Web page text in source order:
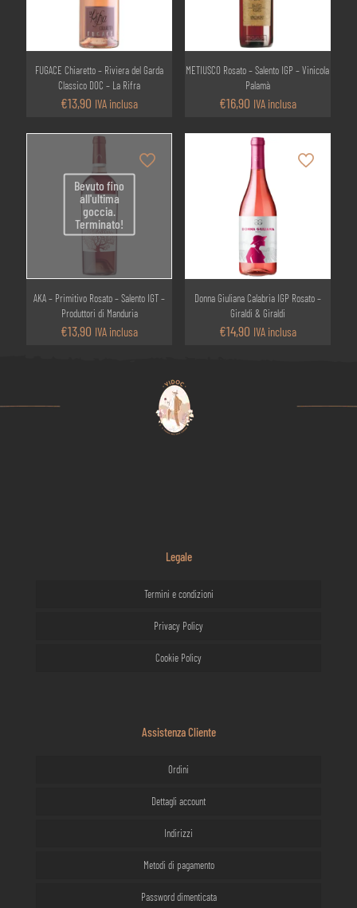
FUGACE Chiaretto – Riviera del Garda
Classico DOC – La Rifra
€13,90 IVA inclusa
METIUSCO Rosato – Salento IGP – Vinicola
Palamà
€16,90 IVA inclusa
Bevuto fino
all'ultima
goccia.
Terminato!
AKA – Primitivo Rosato – Salento IGT –
Produttori di Manduria
€13,90 IVA inclusa
Donna Giuliana Calabria IGP Rosato –
Giraldi & Giraldi
€14,90 IVA inclusa
Legale
Termini e condizioni
Privacy Policy
Cookie Policy
Assistenza Cliente
Ordini
Dettagli account
Indirizzi
Metodi di pagamento
Password dimenticata